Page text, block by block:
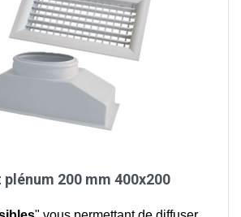
200 mm 400x200